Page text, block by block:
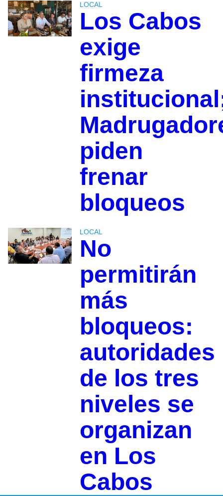
LOCAL
Los Cabos
exige
firmeza
piden
frenar
bloqueos
LOCAL
No
permitirán
más
bloqueos:
autoridades
de los tres
niveles se
organizan
en Los
Cabos